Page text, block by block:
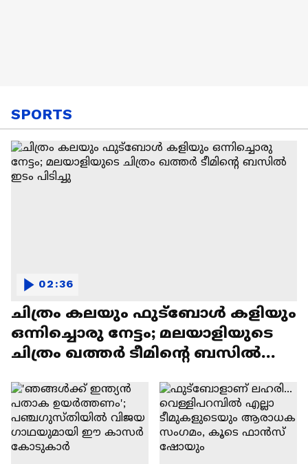
SPORTS
ചിത്രം കലയും ഫുട്ബോൾ കളിയും
ഒന്നിച്ചൊരു നേട്ടം; മലയാളിയുടെ
ചിത്രം ഖത്തർ ടീമിന്റെ ബസിൽ
02:36